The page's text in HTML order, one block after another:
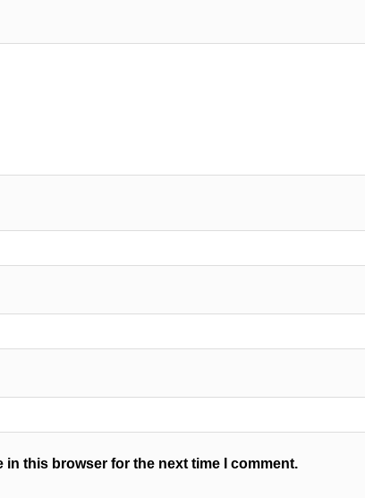
in this browser for the next time I comment.